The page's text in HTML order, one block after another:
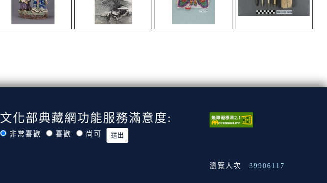
文化部典藏網功能服務滿意度:
非常喜歡 喜歡 尚可
瀏覽人次 39906117